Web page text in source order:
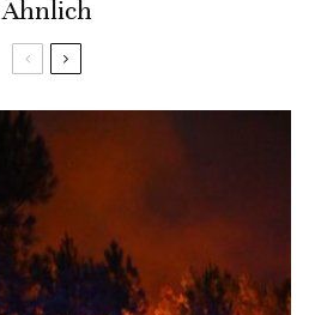
Ähnlich